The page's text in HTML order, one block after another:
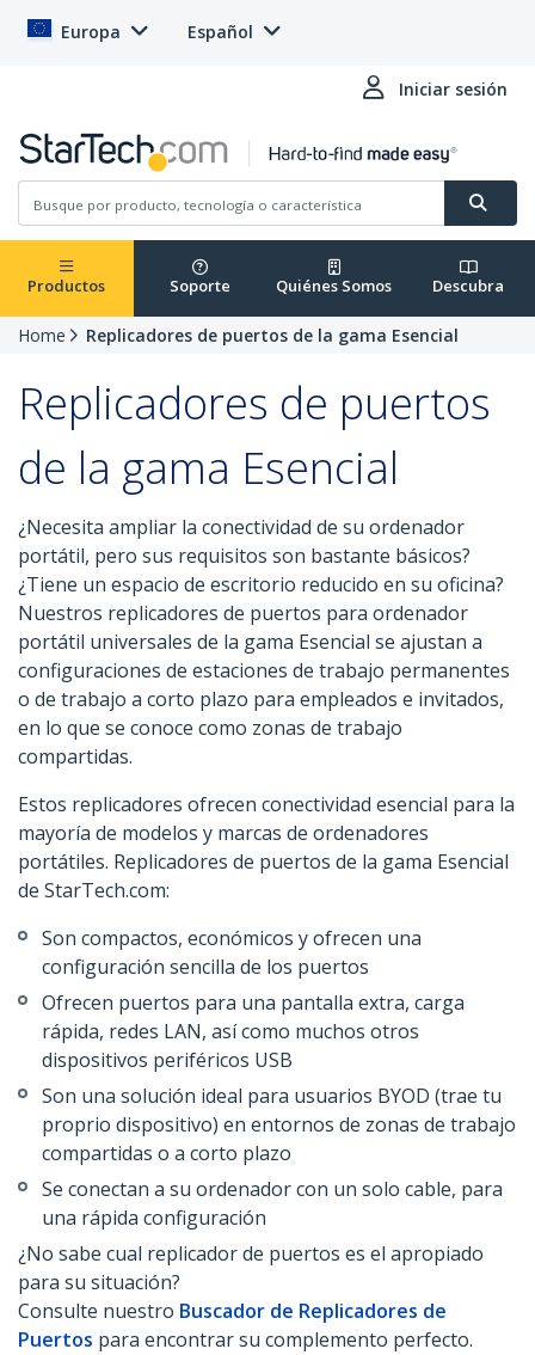
Europa Español
Iniciar sesión
Productos Soporte Quiénes Somos Descubra
Home Replicadores de puertos de la gama Esencial
Replicadores de puertos
de la gama Esencial
¿Necesita ampliar la conectividad de su ordenador
portátil, pero sus requisitos son bastante básicos?
¿Tiene un espacio de escritorio reducido en su oficina?
Nuestros replicadores de puertos para ordenador
portátil universales de la gama Esencial se ajustan a
configuraciones de estaciones de trabajo permanentes
o de trabajo a corto plazo para empleados e invitados,
en lo que se conoce como zonas de trabajo
compartidas.
Estos replicadores ofrecen conectividad esencial para la
mayoría de modelos y marcas de ordenadores
portátiles. Replicadores de puertos de la gama Esencial
de StarTech.com:
Son compactos, económicos y ofrecen una
configuración sencilla de los puertos
Ofrecen puertos para una pantalla extra, carga
rápida, redes LAN, así como muchos otros
dispositivos periféricos USB
Son una solución ideal para usuarios BYOD (trae tu
proprio dispositivo) en entornos de zonas de trabajo
compartidas o a corto plazo
Se conectan a su ordenador con un solo cable, para
una rápida configuración
¿No sabe cual replicador de puertos es el apropiado
para su situación?
Consulte nuestro Buscador de Replicadores de
Puertos para encontrar su complemento perfecto.